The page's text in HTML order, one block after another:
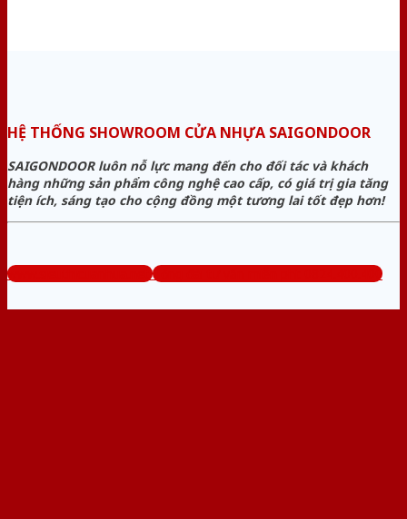
HỆ THỐNG SHOWROOM CỬA NHỰA SAIGONDOOR
SAIGONDOOR luôn nỗ lực mang đến cho đối tác và khách
hàng những sản phẩm công nghệ cao cấp, có giá trị gia tăng
tiện ích, sáng tạo cho cộng đồng một tương lai tốt đẹp hơn!
www.sieuthicuanhua.net Tổng đài tư vấn miễn phí: 0824.400.400